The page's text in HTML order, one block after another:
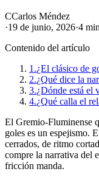
CCarlos Méndez
·19 de junio, 2026·4 min
Contenido del artículo
1.¿El clásico de
2.¿Qué dice la
3.¿Dónde está el
4.¿Qué calla el
El Gremio-Fluminense
goles es un espejismo.
cerrados, de ritmo
compre la narrativa del
fricción manda.